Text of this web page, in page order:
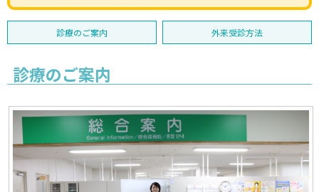
診療のご案内 外来受診方法
診療のご案内